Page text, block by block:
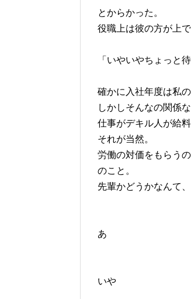
とからかった。
役職上は彼の方が上で
「いやいやちょっと
確かに入社年度は私
しかしそんなの関係な
仕事がデキル人が給
それが当然。
労働の対価をもらう
のこと。
先輩かどうかなんて
あ
いや